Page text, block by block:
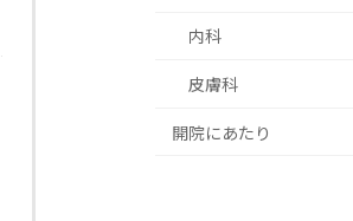
内科
皮膚科
開院にあたり